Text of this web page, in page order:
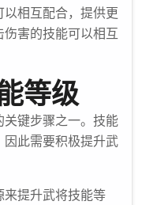
相互配合，提供更
害的技能可以相互
等级
键步骤之一。技能
此需要积极提升武
提升武将技能等